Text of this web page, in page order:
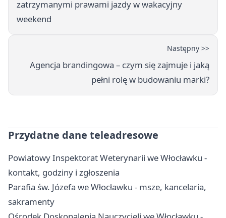
zatrzymanymi prawami jazdy w wakacyjny
weekend
Następny >>
Agencja brandingowa – czym się zajmuje i jaką
pełni rolę w budowaniu marki?
Przydatne dane teleadresowe
Powiatowy Inspektorat Weterynarii we Włocławku -
kontakt, godziny i zgłoszenia
Parafia św. Józefa we Włocławku - msze, kancelaria,
sakramenty